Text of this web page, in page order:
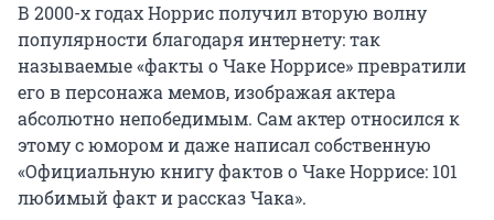
В 2000-х годах Норрис получил вторую волну
популярности благодаря интернету: так
называемые «факты о Чаке Норрисе» превратили
его в персонажа мемов, изображая актера
абсолютно непобедимым. Сам актер относился к
этому с юмором и даже написал собственную
«Официальную книгу фактов о Чаке Норрисе: 101
любимый факт и рассказ Чака».